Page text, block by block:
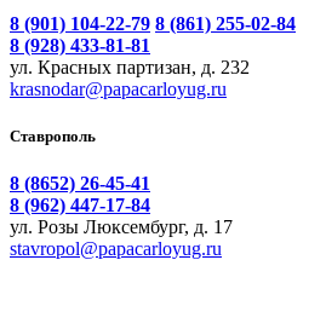
8 (901) 104-22-79 8 (861) 255-02-84
8 (928) 433-81-81
ул. Красных партизан, д. 232
krasnodar@papacarloyug.ru
Ставрополь
8 (8652) 26-45-41
8 (962) 447-17-84
ул. Розы Люксембург, д. 17
stavropol@papacarloyug.ru